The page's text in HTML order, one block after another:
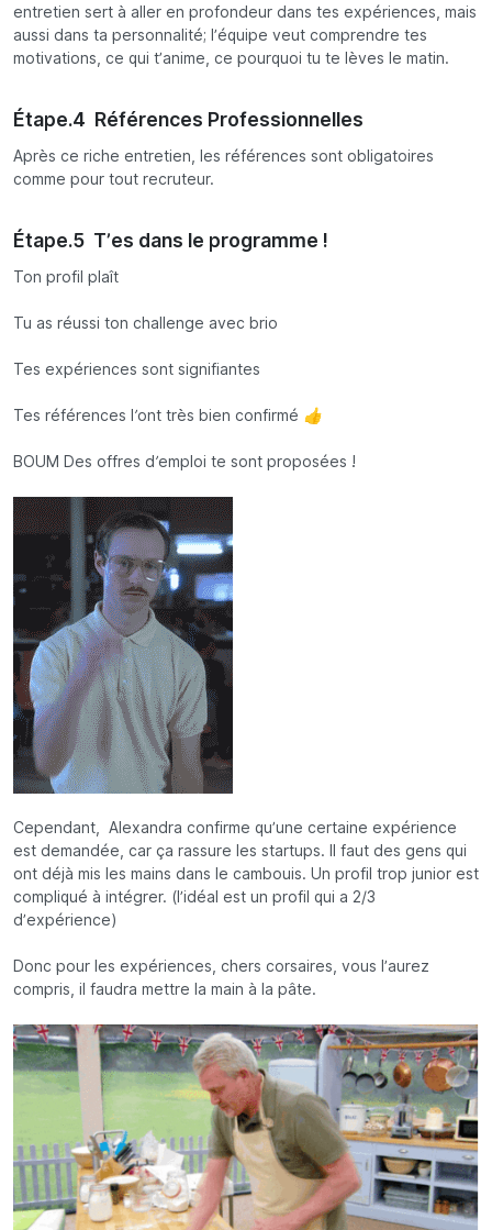
entretien sert à aller en profondeur dans tes expériences, mais
aussi dans ta personnalité; l’équipe veut comprendre tes
motivations, ce qui t’anime, ce pourquoi tu te lèves le matin.
Étape.4 Références Professionnelles
Après ce riche entretien, les références sont obligatoires
comme pour tout recruteur.
Étape.5 T’es dans le programme !
Ton profil plaît
Tu as réussi ton challenge avec brio
Tes expériences sont signifiantes
Tes références l’ont très bien confirmé 👍
BOUM Des offres d’emploi te sont proposées !
Cependant, Alexandra confirme qu’une certaine expérience
est demandée, car ça rassure les startups. Il faut des gens qui
ont déjà mis les mains dans le cambouis. Un profil trop junior est
compliqué à intégrer. (l’idéal est un profil qui a 2/3
d’expérience)
Donc pour les expériences, chers corsaires, vous l’aurez
compris, il faudra mettre la main à la pâte.